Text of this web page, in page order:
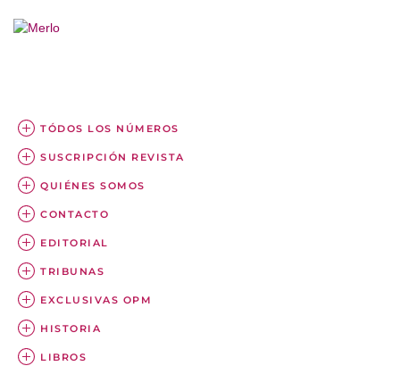
TÓDOS LOS NÚMEROS
SUSCRIPCIÓN REVISTA
QUIÉNES SOMOS
CONTACTO
EDITORIAL
TRIBUNAS
EXCLUSIVAS OPM
HISTORIA
LIBROS